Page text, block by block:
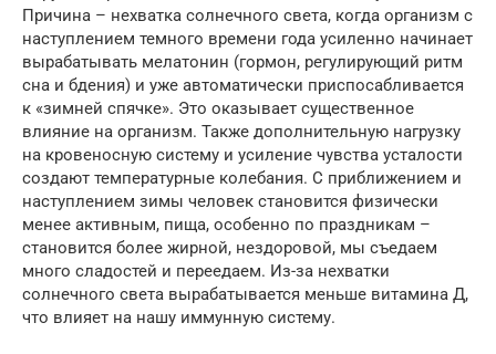
Причина – нехватка солнечного света, когда организм с
наступлением темного времени года усиленно начинает
вырабатывать мелатонин (гормон, регулирующий ритм
сна и бдения) и уже автоматически приспосабливается
к «зимней спячке». Это оказывает существенное
влияние на организм. Также дополнительную нагрузку
на кровеносную систему и усиление чувства усталости
создают температурные колебания. С приближением и
наступлением зимы человек становится физически
менее активным, пища, особенно по праздникам –
становится более жирной, нездоровой, мы съедаем
много сладостей и переедаем. Из-за нехватки
солнечного света вырабатывается меньше витамина Д,
что влияет на нашу иммунную систему.